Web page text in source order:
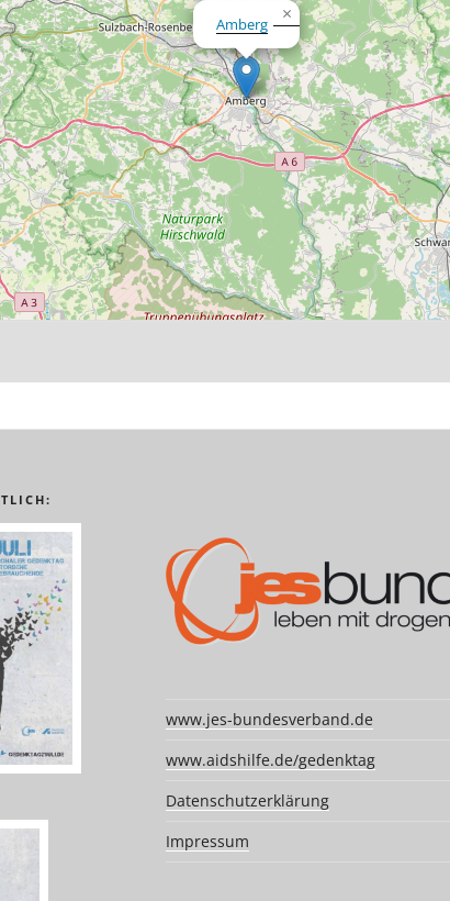
Amberg ×
www.jes-bundesverband.de
www.aidshilfe.de/gedenktag
Datenschutzerklärung
Impressum